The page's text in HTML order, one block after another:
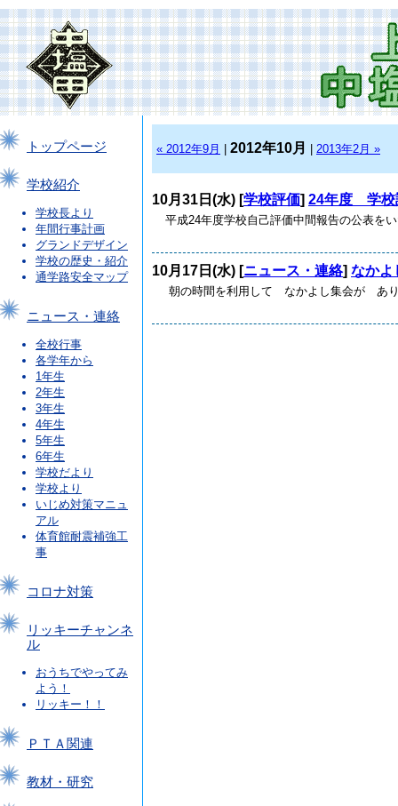
トップページ
学校紹介
学校長より
年間行事計画
グランドデザイン
学校の歴史・紹介
通学路安全マップ
ニュース・連絡
全校行事
各学年から
1年生
2年生
3年生
4年生
5年生
6年生
学校だより
学校より
いじめ対策マニュ
アル
体育館耐震補強工
事
コロナ対策
リッキーチャンネ
ル
おうちでやってみ
よう！
リッキー！！
ＰＴＡ関連
教材・研究
« 2012年9月 2012年10月 2013年2月 »
10月31日(水) [学校評価] 24年度 学校
平成24年度学校自己評価中間報告の公表を
10月17日(水) [ニュース・連絡] なかよ
朝の時間を利用して なかよし集会が あ